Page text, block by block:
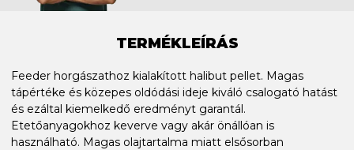
TERMÉKLEÍRÁS
Feeder horgászathoz kialakított halibut pellet. Magas
tápértéke és közepes oldódási ideje kiváló csalogató hatást
és ezáltal kiemelkedő eredményt garantál.
Etetőanyagokhoz keverve vagy akár önállóan is
használható. Magas olajtartalma miatt elsősorban